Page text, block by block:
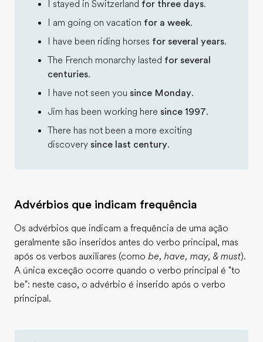
I stayed in Switzerland for three days.
I am going on vacation for a week.
I have been riding horses for several years.
The French monarchy lasted for several
centuries.
I have not seen you since Monday.
Jim has been working here since 1997.
There has not been a more exciting
discovery since last century.
Advérbios que indicam frequência
Os advérbios que indicam a frequência de uma ação
geralmente são inseridos antes do verbo principal, mas
após os verbos auxiliares (como be, have, may, & must).
A única exceção ocorre quando o verbo principal é "to
be": neste caso, o advérbio é inserido após o verbo
principal.